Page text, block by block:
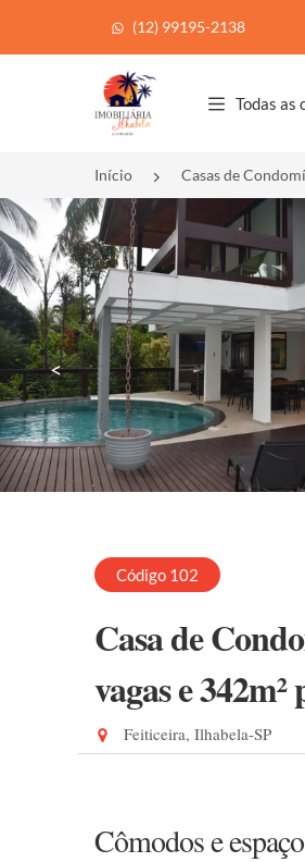
(12) 99195-2138
Página inicial
Todas as
Início Casas de
<
Código 102
Casa de
vagas e 342m²
Feiticeira, Ilhabela-SP
Cômodos e